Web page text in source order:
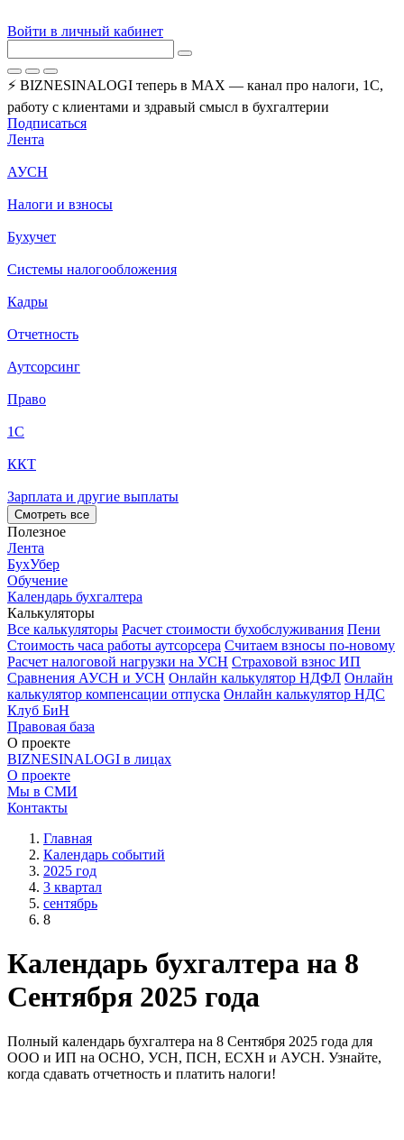
Войти в личный кабинет
⚡ BIZNESINALOGI теперь в MAX — канал про налоги, 1С,
работу с клиентами и здравый смысл в бухгалтерии
Подписаться
Лента
АУСН
Налоги и взносы
Бухучет
Системы налогообложения
Кадры
Отчетность
Аутсорсинг
Право
1С
ККТ
Зарплата и другие выплаты
Смотреть все
Полезное
Лента
БухУбер
Обучение
Календарь бухгалтера
Калькуляторы
Все калькуляторы Расчет стоимости бухобслуживания Пени
Стоимость часа работы аутсорсера Считаем взносы по-новому
Расчет налоговой нагрузки на УСН Страховой взнос ИП
Сравнения АУСН и УСН Онлайн калькулятор НДФЛ Онлайн
калькулятор компенсации отпуска Онлайн калькулятор НДС
Клуб БиН
Правовая база
О проекте
BIZNESINALOGI в лицах
О проекте
Мы в СМИ
Контакты
Главная
Календарь событий
2025 год
3 квартал
сентябрь
8
Календарь бухгалтера на 8
Сентября 2025 года
Полный календарь бухгалтера на 8 Сентября 2025 года для
OOO и ИП на ОСНО, УСН, ПСН, ЕСХН и АУСН. Узнайте,
когда сдавать отчетность и платить налоги!